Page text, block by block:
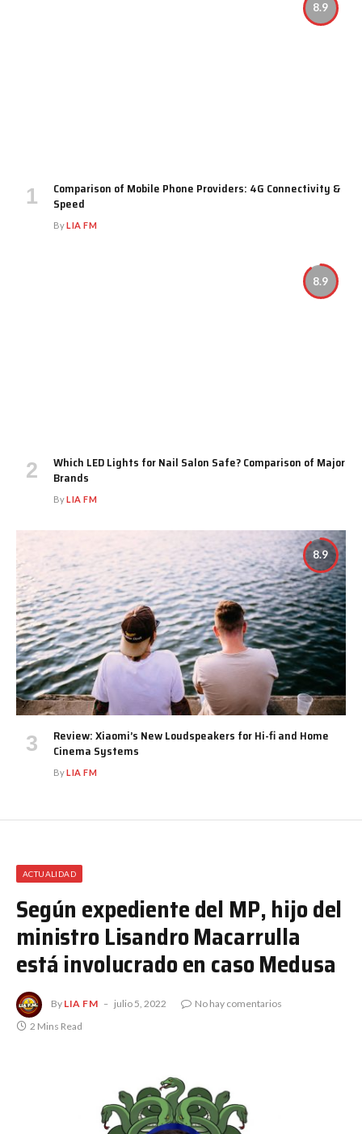
8.9
Comparison of Mobile Phone Providers: 4G Connectivity &
Speed
ByLIA FM
8.9
Which LED Lights for Nail Salon Safe? Comparison of Major
Brands
ByLIA FM
8.9
Review: Xiaomi’s New Loudspeakers for Hi-fi and Home
Cinema Systems
ByLIA FM
ACTUALIDAD
Según expediente del MP, hijo del
ministro Lisandro Macarrulla
está involucrado en caso Medusa
By LIA FM julio 5, 2022
No hay comentarios
2 Mins Read